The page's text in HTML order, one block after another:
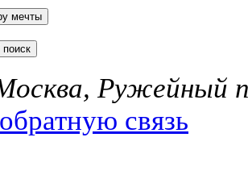
мечты
Ружейный
связь